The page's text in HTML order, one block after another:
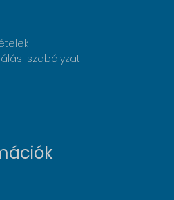
szabályzat